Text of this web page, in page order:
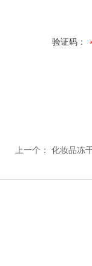
验证码：
上一个： 化妆品冻